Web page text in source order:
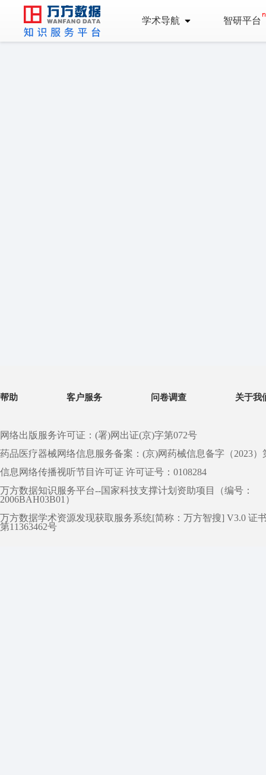
学术导航 智研平台
帮助 客户服务 问卷调查 关于我
网络出版服务许可证：(署)网出证(京)字第072号
药品医疗器械网络信息服务备案：(京)网药械信息备字（2023）
信息网络传播视听节目许可证 许可证号：0108284
万方数据知识服务平台--国家科技支撑计划资助项目（编号：
2006BAH03B01）
万方数据学术资源发现获取服务系统[简称：万方智搜] V3.0 证
第11363462号